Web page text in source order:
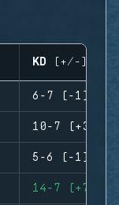
KD (+/-)
6-7 (-1)
10-7 (+3)
5-6 (-1)
14-7 (+7)